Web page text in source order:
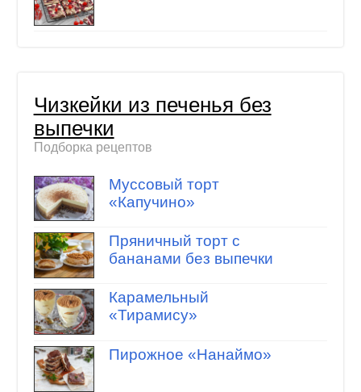
Чизкейки из печенья без
выпечки
Подборка рецептов
Муссовый торт
«Капучино»
Пряничный торт с
бананами без выпечки
Карамельный
«Тирамису»
Пирожное «Нанаймо»